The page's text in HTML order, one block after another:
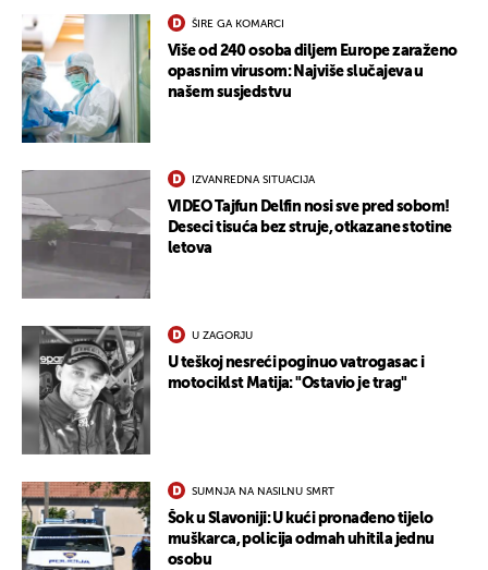
ŠIRE GA KOMARCI
Više od 240 osoba diljem Europe zaraženo
opasnim virusom: Najviše slučajeva u
našem susjedstvu
IZVANREDNA SITUACIJA
VIDEO Tajfun Delfin nosi sve pred sobom!
Deseci tisuća bez struje, otkazane stotine
letova
U ZAGORJU
U teškoj nesreći poginuo vatrogasac i
motociklst Matija: "Ostavio je trag"
SUMNJA NA NASILNU SMRT
Šok u Slavoniji: U kući pronađeno tijelo
muškarca, policija odmah uhitila jednu
osobu
UKLJUČITE NOTIFIKACIJE